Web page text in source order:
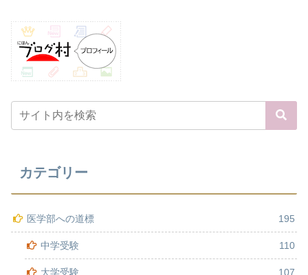
カテゴリー
医学部への道標 195
中学受験 110
大学受験 107